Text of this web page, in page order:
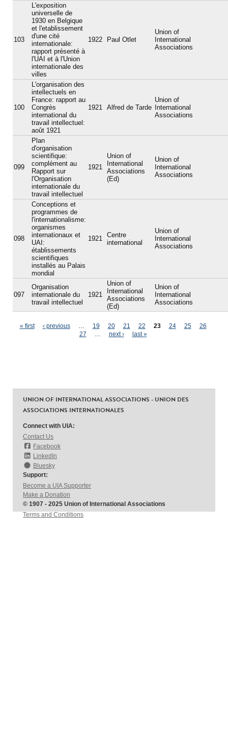
103
L'exposition
universelle de
1930 en Belgique
et l'etablissement
d'une cité
internationale:
rapport présenté à
l'UAI et à l'Union
internationale des
villes
1922 Paul Otlet
Union of
International
Associations
100
L'organisation des
intellectuels en
France: rapport au
Congrès
international du
travail intellectuel:
août 1921
1921 Alfred de Tarde
Union of
International
Associations
099
Plan
d'organisation
scientifique:
complément au
Rapport sur
l'Organisation
internationale du
travail intellectuel
1921
Union of
International
Associations
(Ed)
Union of
International
Associations
098
Conceptions et
programmes de
l'internationalisme:
organismes
internationaux et
UAI:
établissements
scientifiques
installés au Palais
mondial
1921 Centre
international
Union of
International
Associations
097
Organisation
internationale du
travail intellectuel
1921
Union of
International
Associations
(Ed)
Union of
International
Associations
Pages
« first ‹ previous 19 20 21 22 23 24 25
26
27
next › last »
UNION OF INTERNATIONAL ASSOCIATIONS - UNION DES
ASSOCIATIONS INTERNATIONALES
Connect with UIA:
Contact Us
Facebook
LinkedIn
Bluesky
Support:
Become a UIA Supporter
Make a Donation
© 1907 - 2025 Union of International Associations
Terms and Conditions